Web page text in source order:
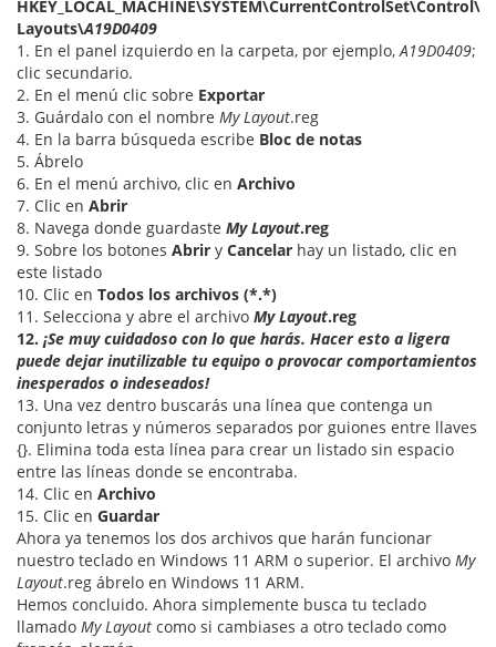
Layouts\A19D0409
1. En el panel izquierdo en la carpeta, por ejemplo, A19D0409;
clic secundario.
2. En el menú clic sobre Exportar
3. Guárdalo con el nombre My Layout.reg
4. En la barra búsqueda escribe Bloc de notas
5. Ábrelo
6. En el menú archivo, clic en Archivo
7. Clic en Abrir
8. Navega donde guardaste My Layout.reg
9. Sobre los botones Abrir y Cancelar hay un listado, clic en
este listado
10. Clic en Todos los archivos (*.*)
11. Selecciona y abre el archivo My Layout.reg
12. ¡Se muy cuidadoso con lo que harás. Hacer esto a ligera
puede dejar inutilizable tu equipo o provocar comportamientos
inesperados o indeseados!
13. Una vez dentro buscarás una línea que contenga un
conjunto letras y números separados por guiones entre llaves
{}. Elimina toda esta línea para crear un listado sin espacio
entre las líneas donde se encontraba.
14. Clic en Archivo
15. Clic en Guardar
Ahora ya tenemos los dos archivos que harán funcionar
nuestro teclado en Windows 11 ARM o superior. El archivo My
Layout.reg ábrelo en Windows 11 ARM.
Hemos concluido. Ahora simplemente busca tu teclado
llamado My Layout como si cambiases a otro teclado como